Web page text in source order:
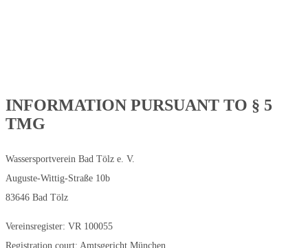
INFORMATION PURSUANT TO § 5
TMG
Wassersportverein Bad Tölz e. V.
Auguste-Wittig-Straße 10b
83646 Bad Tölz
Vereinsregister: VR 100055
Registration court: Amtsgericht München